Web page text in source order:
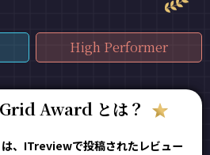
High Performer
Award とは？
、ITreviewで投稿されたレビュー